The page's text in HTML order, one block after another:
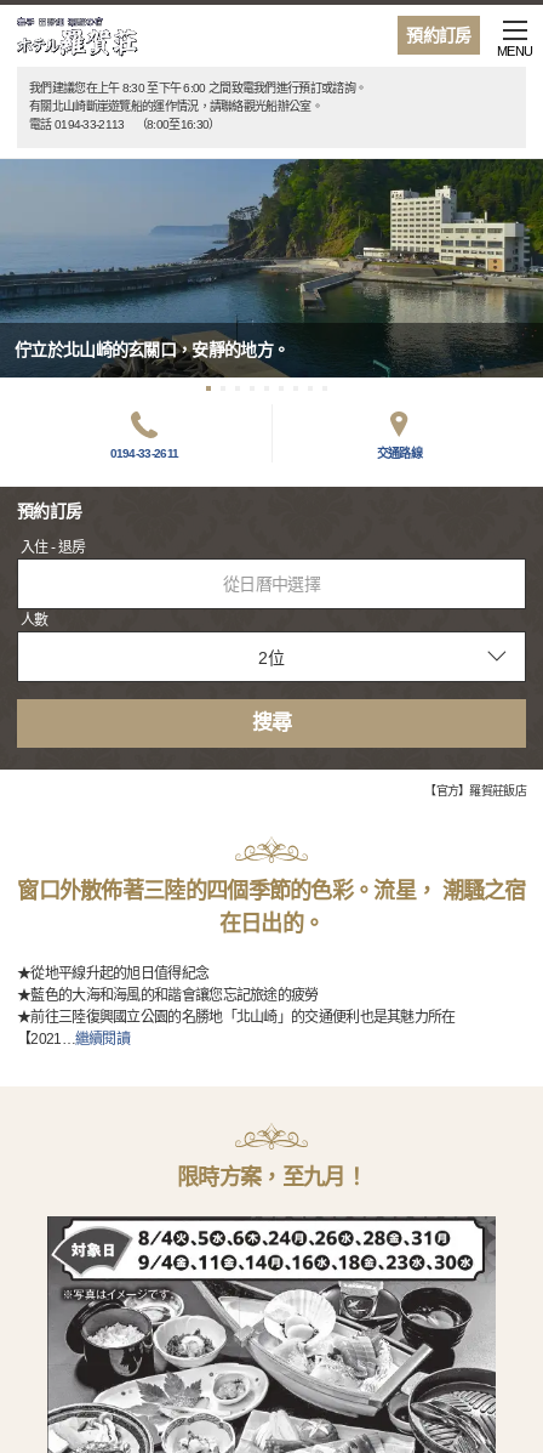
預約訂房
MENU
我們建議您在上午 8:30 至下午 6:00 之間致電我們進行預訂或諮詢。
有關北山崎斷崖遊覽船的運作情況，請聯絡觀光船辦公室。
電話 0194-33-2113 （8:00至16:30）
佇立於北山崎的玄關口，安靜的地方。
0194-33-2611 交通路線
預約訂房
入住 - 退房
從日曆中選擇
人數
搜尋
【官方】羅賀莊飯店
窗口外散佈著三陸的四個季節的色彩。流星， 潮騷之宿
在日出的。
★從地平線升起的旭日值得紀念
★藍色的大海和海風的和諧會讓您忘記旅途的疲勞
★前往三陸復興國立公園的名勝地「北山崎」的交通便利也是其魅力所在
【2021…繼續閱讀
限時方案，至九月！